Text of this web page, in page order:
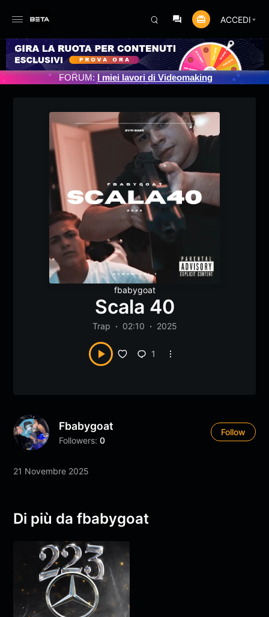
ACCEDI
PROGRAMMATO 3/07/2025
FORUM: I miei lavori di Videomaking
fbabygoat
Scala 40
Trap 02:10 2025
1
Fbabygoat
Followers: 0
Follow
21 Novembre 2025
Di più da fbabygoat